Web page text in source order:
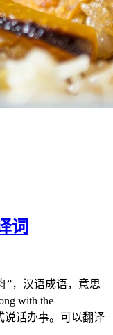
词
”，汉语成语，意思
with the
说话办事。可以翻译